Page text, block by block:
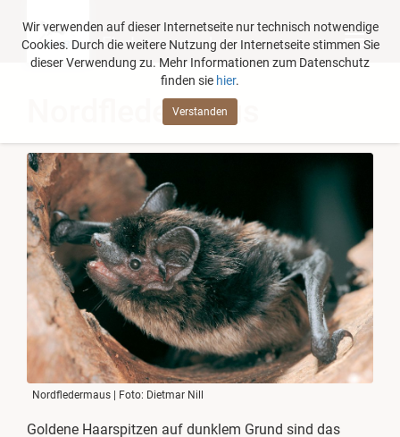
Wir verwenden auf dieser Internetseite nur technisch notwendige
Cookies. Durch die weitere Nutzung der Internetseite stimmen Sie
dieser Verwendung zu. Mehr Informationen zum Datenschutz
finden sie hier.
Verstanden
Fledermausschutz
Nordfledermaus
Nordfledermaus | Foto: Dietmar Nill
Goldene Haarspitzen auf dunklem Grund sind das